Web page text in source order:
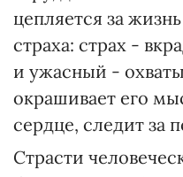
цепляется за
страха: страх -
и ужасный -
окрашивает его
сердце, следит за
Страсти